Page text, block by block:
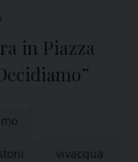
in Piazza
vivacqua